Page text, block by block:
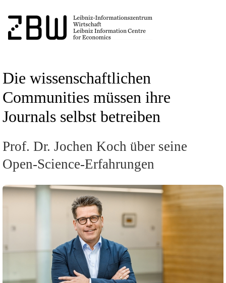
Die wissenschaftlichen
Communities müssen ihre
Journals selbst betreiben
Prof. Dr. Jochen Koch über seine
Open-Science-Erfahrungen